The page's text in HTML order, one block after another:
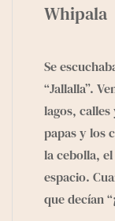
Whipala
Se
“Jallalla”.
lagos,
papas y los
la cebolla,
espacio.
que decían